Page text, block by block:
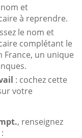
nom et
à reprendre.
le nom et
complétant le
France, un unique
: cochez cette
votre
, renseignez